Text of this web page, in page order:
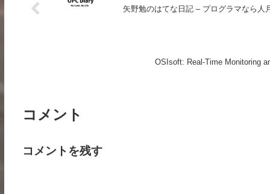
矢野勉のはてな日記 – プログラマなら人
OSIsoft: Real-Time Monitoring
コメント
コメントを残す